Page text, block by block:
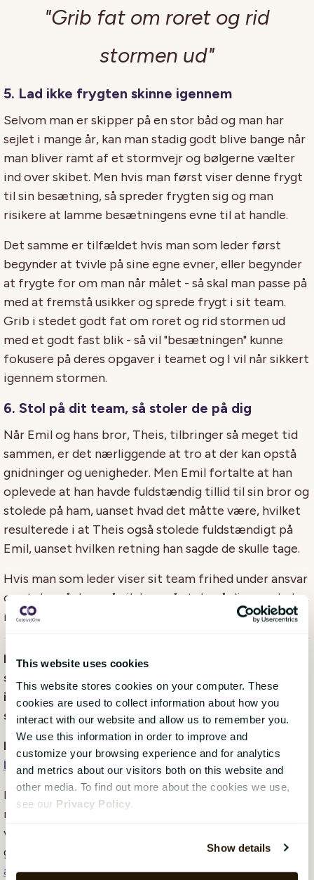
This website uses cookies
This website stores cookies on your computer. These
cookies are used to collect information about how you
interact with our website and allow us to remember you.
We use this information in order to improve and
customize your browsing experience and for analytics
and metrics about our visitors both on this website and
other media. To find out more about the cookies we use,
see our Privacy Policy
Show details
"Grib fat om roret og rid
stormen ud"
5. Lad ikke frygten skinne igennem
Selvom man er skipper på en stor båd og man har
sejlet i mange år, kan man stadig godt blive bange når
man bliver ramt af et stormvejr og bølgerne vælter
ind over skibet. Men hvis man først viser denne frygt
til sin besætning, så spreder frygten sig og man
risikere at lamme besætningens evne til at handle.
Det samme er tilfældet hvis man som leder først
begynder at tvivle på sine egne evner, eller begynder
at frygte for om man når målet - så skal man passe på
med at fremstå usikker og sprede frygt i sit team.
Grib i stedet godt fat om roret og rid stormen ud
med et godt fast blik - så vil "besætningen" kunne
fokusere på deres opgaver i teamet og I vil når sikkert
igennem stormen.
6. Stol på dit team, så stoler de på dig
Når Emil og hans bror, Theis, tilbringer så meget tid
sammen, er det nærliggende at tro at der kan opstå
gnidninger og uenigheder. Men Emil fortalte at han
oplevede at han havde fuldstændig tillid til sin bror og
stolede på ham, uanset hvad det måtte være, hvilket
resulterede i at Theis også stolede fuldstændigt på
Emil, uanset hvilken retning han sagde de skulle tage.
Hvis man som leder viser sit team frihed under ansvar
og stoler på dem, så vil de også stole på dig som leder,
når du viser vejen og træffer beslutninger.
Dette var bare nogle få at de mange refleksioner
som jeg har gjort mig på baggrund af det utroligt
inspirerende foredrag: "Det blev noget med at
sejle" med Emil Midé Erichsen.
Læs mere om deres spændende bøger og foredrag
her
Hvis du vil vide mere om hvordan du kan skabe en
moderne HR afdeling og hvilke teknologier der kan
være med til at understøtte dem, så læs mere i vores
gratis e-bog:
Guiden til at skabe en moderne HR-
afdeling.